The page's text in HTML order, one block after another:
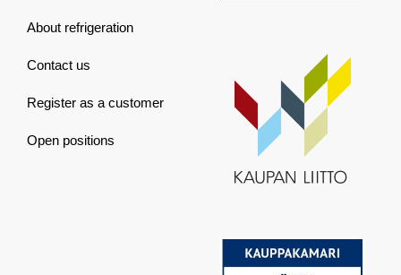
About refrigeration
Contact us
Register as a customer
Open positions